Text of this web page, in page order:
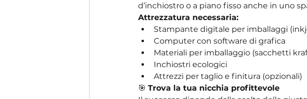
d’inchiostro o a piano fisso anche in uno
Attrezzatura necessaria:
Stampante digitale per imballaggi
Computer con software di grafica
Materiali per imballaggio (sacchetti
Inchiostri ecologici
Attrezzi per taglio e finitura (opzionali)
🎯 Trova la tua nicchia profittevole